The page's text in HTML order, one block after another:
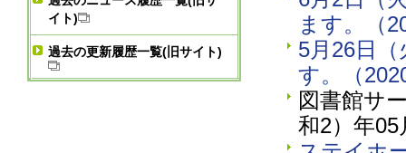
イト)
過去の更新履歴一覧(旧サイト)
ます。（
5月26日
す。（
図書館サ
和2）年05